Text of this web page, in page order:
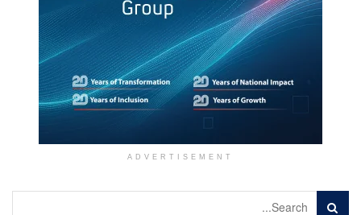
ADVERTISEMENT